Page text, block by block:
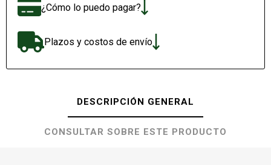
¿Cómo lo puedo pagar?
Plazos y costos de envío
DESCRIPCIÓN GENERAL
CONSULTAR SOBRE ESTE PRODUCTO